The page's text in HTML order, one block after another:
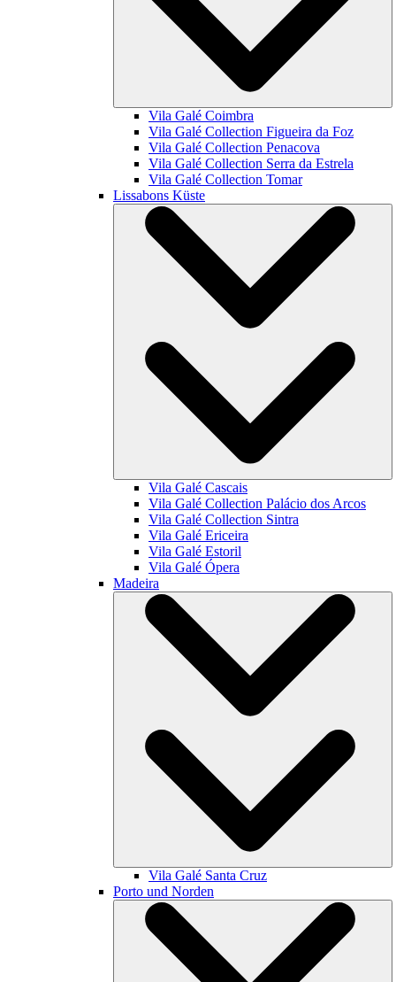
Vila Galé Coimbra
Vila Galé Collection Figueira da Foz
Vila Galé Collection Penacova
Vila Galé Collection Serra da Estrela
Vila Galé Collection Tomar
Lissabons Küste
Vila Galé Cascais
Vila Galé Collection Palácio dos Arcos
Vila Galé Collection Sintra
Vila Galé Ericeira
Vila Galé Estoril
Vila Galé Ópera
Madeira
Vila Galé Santa Cruz
Porto und Norden